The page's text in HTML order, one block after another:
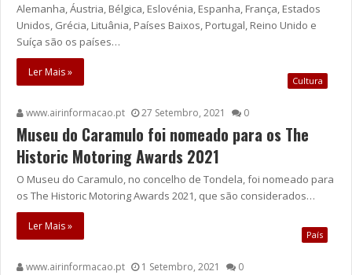
Alemanha, Áustria, Bélgica, Eslovénia, Espanha, França, Estados
Unidos, Grécia, Lituânia, Países Baixos, Portugal, Reino Unido e
Suíça são os países…
Ler Mais »
Cultura
www.airinformacao.pt 27 Setembro, 2021 0
Museu do Caramulo foi nomeado para os The
Historic Motoring Awards 2021
O Museu do Caramulo, no concelho de Tondela, foi nomeado para
os The Historic Motoring Awards 2021, que são considerados…
Ler Mais »
País
www.airinformacao.pt 1 Setembro, 2021 0